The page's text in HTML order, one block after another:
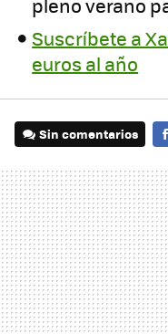
pleno verano
Suscríbete a
euros al año
Sin comentarios